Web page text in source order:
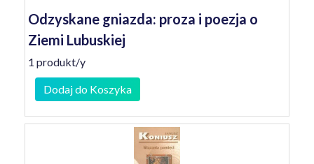
Odzyskane gniazda: proza i poezja o
Ziemi Lubuskiej
1 produkt/y
Dodaj do Koszyka